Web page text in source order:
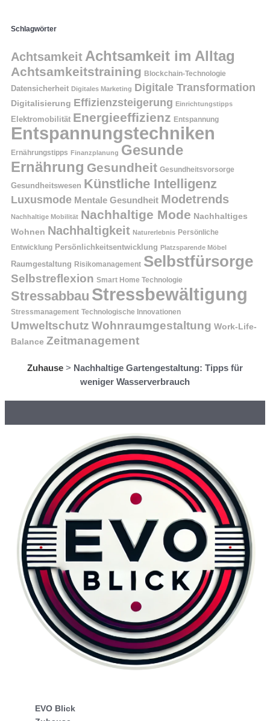
Schlagwörter
Achtsamkeit Achtsamkeit im Alltag
Achtsamkeitstraining Blockchain-Technologie
Datensicherheit Digitales Marketing Digitale Transformation
Digitalisierung Effizienzsteigerung Einrichtungstipps
Elektromobilität Energieeffizienz Entspannung
Entspannungstechniken
Ernährungstipps Finanzplanung Gesunde
Ernährung Gesundheit Gesundheitsvorsorge
Gesundheitswesen Künstliche Intelligenz
Luxusmode Mentale Gesundheit Modetrends
Nachhaltige Mobilität Nachhaltige Mode Nachhaltiges
Wohnen Nachhaltigkeit Naturerlebnis Persönliche
Entwicklung Persönlichkeitsentwicklung Platzsparende Möbel
Raumgestaltung Risikomanagement Selbstfürsorge
Selbstreflexion Smart Home Technologie
Stressabbau Stressbewältigung
Stressmanagement Technologische Innovationen
Umweltschutz Wohnraumgestaltung Work-Life-
Balance Zeitmanagement
Zuhause > Nachhaltige Gartengestaltung: Tipps für
weniger Wasserverbrauch
EVO Blick